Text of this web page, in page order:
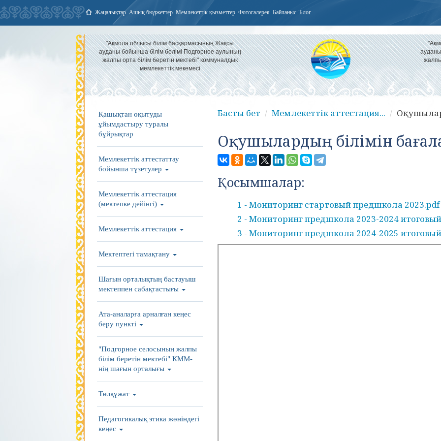
Жаңалықтар Ашық бюджеттер Мемлекеттік қызметтер Фотогалерея Байланыс Блог
"Ақмола облысы білім басқармасының Жақсы
ауданы бойынша білім бөлімі Подгорное аулының
жалпы орта білім беретін мектебі" коммуналдык
мемлекеттік мекемесі
Қашықтан оқытуды
ұйымдастыру туралы
бұйрықтар
Мемлекеттік аттестаттау
бойынша түзетулер
Мемлекеттік аттестация
(мектепке дейінгі)
Мемлекеттік аттестация
Мектептегі тамақтану
Шағын орталықтың бастауыш
мектеппен сабақтастығы
Ата-аналарға арналған кеңес
беру пункті
"Подгорное селосының жалпы
білім беретін мектебі" КММ-
нің шағын орталығы
Төлқұжат
Педагогикалық этика жөніндегі
кеңес
Басты бет Мемлекеттік аттестация...
Оқушылардың білімін
Қосымшалар:
1 - Мониторинг стартовый предшкола 2023.pdf
2 - Мониторинг предшкола 2023-2024
3 - Мониторинг предшкола 2024-2025